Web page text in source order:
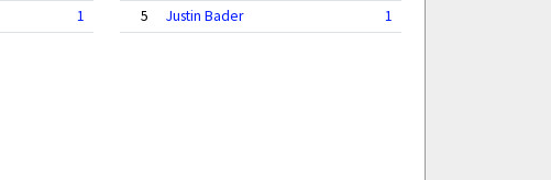
1
5
Justin Bader 1